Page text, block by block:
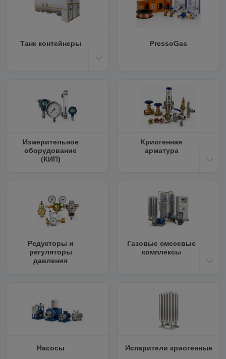
Танк контейнеры PressoGas
Измерительное
оборудование
(КИП)
Криогенная
арматура
Редукторы и
регуляторы
давления
Газовые смесевые
комплексы
Насосы Испарители криогенные